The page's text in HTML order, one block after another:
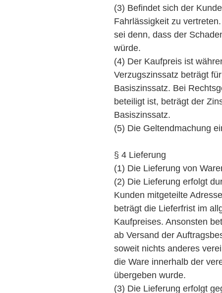
(3) Befindet sich der
Fahrlässigkeit zu
sei denn, dass der
würde.
(4) Der Kaufpreis ist
Verzugszinssatz beträgt
Basiszinssatz. Bei
beteiligt ist, beträgt der
Basiszinssatz.
(5) Die Geltendmachung
§ 4 Lieferung
(1) Die Lieferung von
(2) Die Lieferung erfolgt
Kunden mitgeteilte
beträgt die Lieferfrist im
Kaufpreises. Ansonsten
ab Versand der
soweit nichts anderes
die Ware innerhalb der
übergeben wurde.
(3) Die Lieferung erfolgt